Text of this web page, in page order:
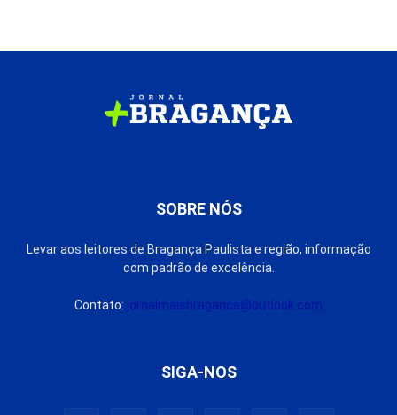
SOBRE NÓS
Levar aos leitores de Bragança Paulista e região, informação
com padrão de excelência.
Contato: jornalmaisbraganca@outlook.com
SIGA-NOS